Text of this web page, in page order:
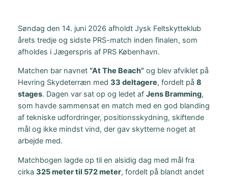
Søndag den 14. juni 2026 afholdt Jysk Feltskytteklub
årets tredje og sidste PRS-match inden finalen, som
afholdes i Jægerspris af PRS København.
Matchen bar navnet “At The Beach”og blev afviklet på
Hevring Skydeterræn med 33 deltagere, fordelt på 8
stages. Dagen var sat op og ledet af Jens Bramming,
som havde sammensat en match med en god blanding
af tekniske udfordringer, positionsskydning, skiftende
mål og ikke mindst vind, der gav skytterne noget at
arbejde med.
Matchbogen lagde op til en alsidig dag med mål fra
cirka 325 meter til 572 meter, fordelt på blandt andet